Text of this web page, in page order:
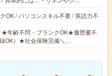
OK / パソコンスキル不要 / 英語力不
★年齢不問・ブランクOK★履歴書不
OK）★社会保険完備＼…